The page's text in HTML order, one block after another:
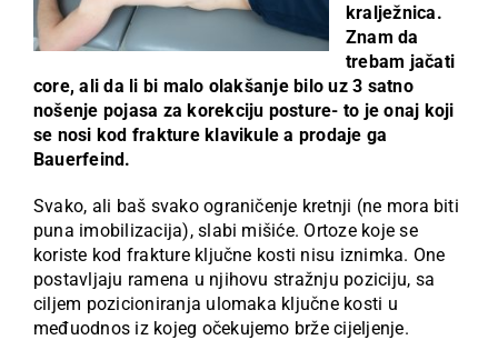
NOVOSTI
KONTAKT
kralježnica.
Znam da
trebam jačati
core, ali da li bi malo olakšanje bilo uz 3 satno
nošenje pojasa za korekciju posture- to je onaj koji
se nosi kod frakture klavikule a prodaje ga
Bauerfeind.
Svako, ali baš svako ograničenje kretnji (ne mora biti
puna imobilizacija), slabi mišiće. Ortoze koje se
koriste kod frakture ključne kosti nisu iznimka. One
postavljaju ramena u njihovu stražnju poziciju, sa
ciljem pozicioniranja ulomaka ključne kosti u
međuodnos iz kojeg očekujemo brže cijeljenje.